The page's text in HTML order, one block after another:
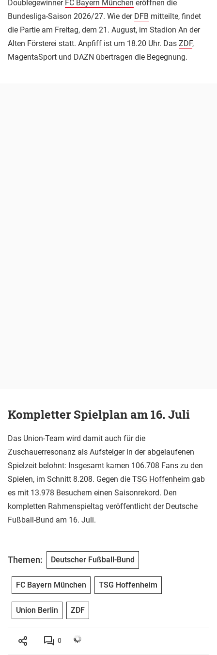
Doublegewinner FC Bayern München eröffnen die
Bundesliga-Saison 2026/27. Wie der DFB mitteilte, findet
die Partie am Freitag, dem 21. August, im Stadion An der
Alten Försterei statt. Anpfiff ist um 18.20 Uhr. Das ZDF,
MagentaSport und DAZN übertragen die Begegnung.
Kompletter Spielplan am 16. Juli
Das Union-Team wird damit auch für die
Zuschauerresonanz als Aufsteiger in der abgelaufenen
Spielzeit belohnt: Insgesamt kamen 106.708 Fans zu den
Spielen, im Schnitt 8.208. Gegen die TSG Hoffenheim gab
es mit 13.978 Besuchern einen Saisonrekord. Den
kompletten Rahmenspieltag veröffentlicht der Deutsche
Fußball-Bund am 16. Juli.
Themen: Deutscher Fußball-Bund
FC Bayern München TSG Hoffenheim
Union Berlin ZDF
0